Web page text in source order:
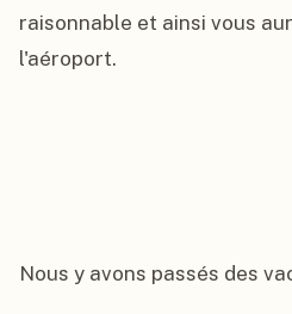
raisonnable et ainsi vous
l'aéroport.
Nous y avons passés des